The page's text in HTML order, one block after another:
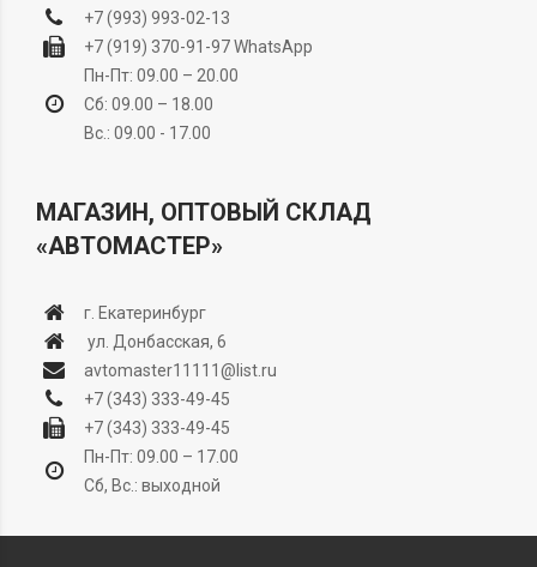
+7 (993) 993-02-13
+7 (919) 370-91-97WhatsApp
Пн-Пт: 09.00 – 20.00
Сб: 09.00 – 18.00
Вс.: 09.00 - 17.00
МАГАЗИН, ОПТОВЫЙ СКЛАД
«АВТОМАСТЕР»
г. Екатеринбург
ул. Донбасская, 6
avtomaster11111@list.ru
+7 (343) 333-49-45
+7 (343) 333-49-45
Пн-Пт: 09.00 – 17.00
Сб, Вс.: выходной